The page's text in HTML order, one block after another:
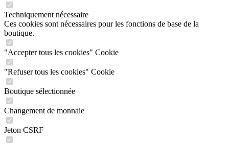
Techniquement nécessaire
Ces cookies sont nécessaires pour les fonctions de base de la
boutique.
"Accepter tous les cookies" Cookie
"Refuser tous les cookies" Cookie
Boutique sélectionnée
Changement de monnaie
Jeton CSRF